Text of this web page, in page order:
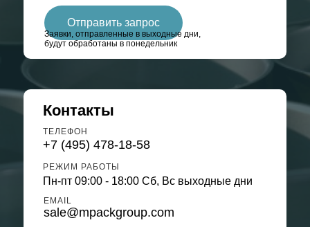
Отправить запрос
+7 (495) 478-18-58
sale@mpackgroup.com
ТЕЛЕФОН
EMAIL
Контакты
РЕЖИМ РАБОТЫ
Пн-пт 09:00 - 18:00 Сб, Вс выходные дни
Заявки, отправленные в выходные дни,
будут обработаны в понедельник